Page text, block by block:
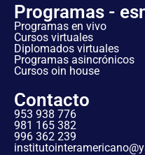
Programas -
Programas en vivo
Cursos virtuales
Diplomados virtuales
Programas asincrónicos
Cursos oin house
Contacto
953 938 776
981 165 382
996 362 239